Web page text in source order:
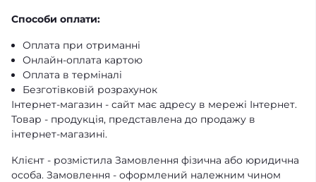
Способи оплати:
Оплата при отриманні
Онлайн-оплата картою
Оплата в терміналі
Безготівковій розрахунок
Інтернет-магазин - сайт має адресу в мережі Інтернет.
Товар - продукція, представлена ​​до продажу в
інтернет-магазині.
Клієнт - розмістила Замовлення фізична або юридична
особа. Замовлення - оформлений належним чином